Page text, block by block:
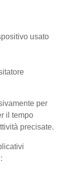
usato
per
il tempo
precisate.